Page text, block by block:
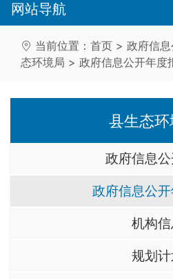
网站导航
当前位置： 首页 > 政府信
态环境局 > 政府信息公开年度
县生态环
政府信息
政府信息公
机构
规划